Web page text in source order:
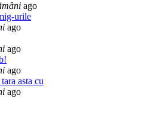
ago
urile
ago
ago
ago
asta cu
ago